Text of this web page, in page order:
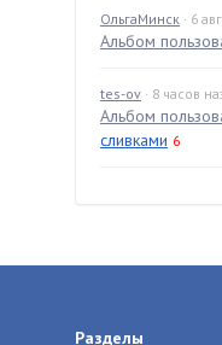
ОльгаМинск · 6
Альбом
tes-ov · 8 часов
Альбом
сливками 6
Разделы